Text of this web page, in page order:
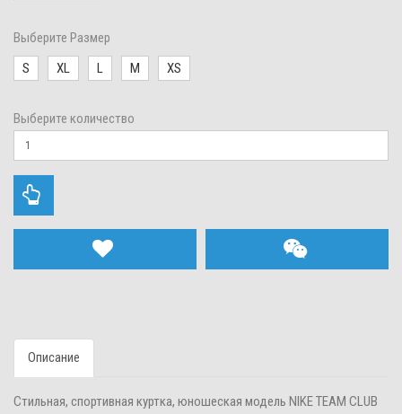
Выберите Размер
S
XL L M XS
Выберите количество
Описание
Стильная, спортивная куртка, юношеская модель NIKE TEAM CLUB